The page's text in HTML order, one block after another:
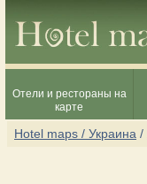
Отели и рестораны на
карте
Hotel maps / Украина /